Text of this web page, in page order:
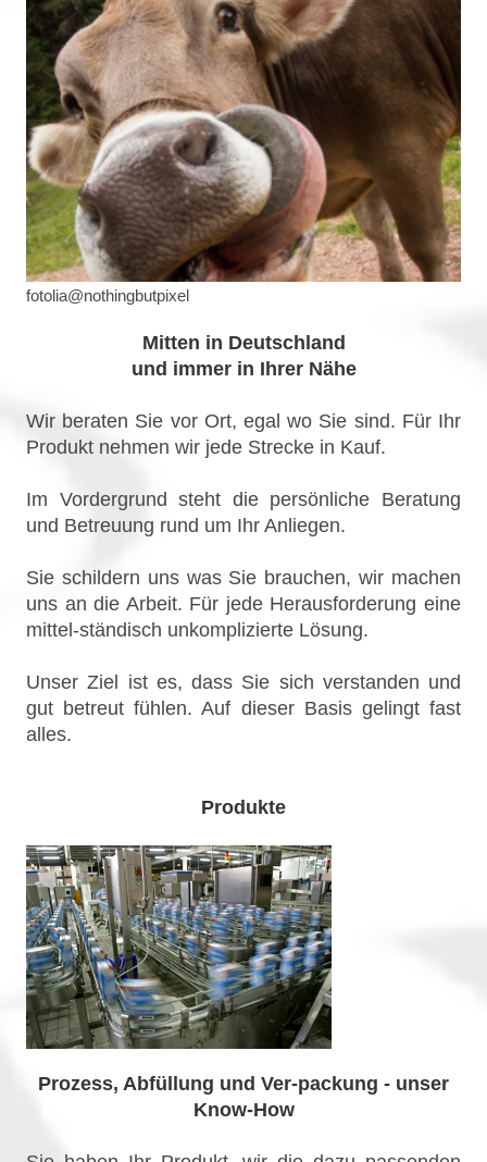
fotolia@nothingbutpixel
Mitten in Deutschland
und immer in Ihrer Nähe
Wir beraten Sie vor Ort, egal wo Sie sind. Für Ihr
Produkt nehmen wir jede Strecke in Kauf.
Im Vordergrund steht die persönliche Beratung
und Betreuung rund um Ihr Anliegen.
Sie schildern uns was Sie brauchen, wir machen
uns an die Arbeit. Für jede Herausforderung eine
mittel-ständisch unkomplizierte Lösung.
Unser Ziel ist es, dass Sie sich verstanden und
gut betreut fühlen. Auf dieser Basis gelingt fast
alles.
Produkte
Prozess, Abfüllung und Ver-packung - unser
Know-How